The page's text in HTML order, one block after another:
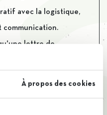
À propos des cookies
avec la logistique,
communication.
lettre de
donnerons rapidement